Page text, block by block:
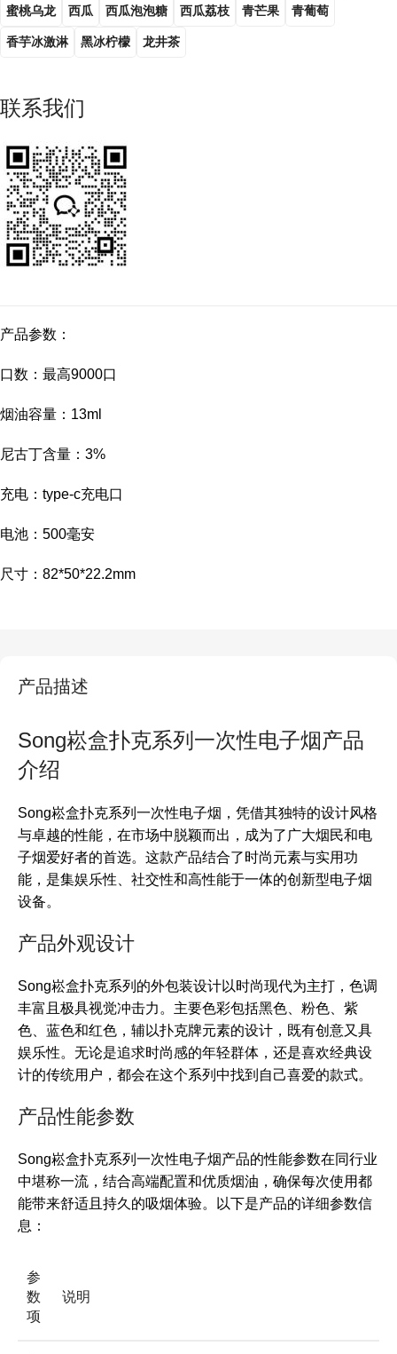
蜜桃乌龙 西瓜 西瓜泡泡糖 西瓜荔枝 青芒果 青葡萄
香芋冰激淋 黑冰柠檬 龙井茶
联系我们
产品参数：
口数：最高9000口
烟油容量：13ml
尼古丁含量：3%
充电：type-c充电口
电池：500毫安
尺寸：82*50*22.2mm
产品描述
Song崧盒扑克系列一次性电子烟产品
介绍
Song崧盒扑克系列一次性电子烟，凭借其独特的设计风格
与卓越的性能，在市场中脱颖而出，成为了广大烟民和电
子烟爱好者的首选。这款产品结合了时尚元素与实用功
能，是集娱乐性、社交性和高性能于一体的创新型电子烟
设备。
产品外观设计
Song崧盒扑克系列的外包装设计以时尚现代为主打，色调
丰富且极具视觉冲击力。主要色彩包括黑色、粉色、紫
色、蓝色和红色，辅以扑克牌元素的设计，既有创意又具
娱乐性。无论是追求时尚感的年轻群体，还是喜欢经典设
计的传统用户，都会在这个系列中找到自己喜爱的款式。
产品性能参数
Song崧盒扑克系列一次性电子烟产品的性能参数在同行业
中堪称一流，结合高端配置和优质烟油，确保每次使用都
能带来舒适且持久的吸烟体验。以下是产品的详细参数信
息：
参
数
项
说明